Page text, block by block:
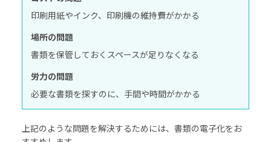
印刷用紙やインク、印刷機の維持費がかかる
場所の問題
書類を保管しておくスペースが足りなくなる
労力の問題
必要な書類を探すのに、手間や時間がかかる
上記のような問題を解決するためには、書類の電子化をお